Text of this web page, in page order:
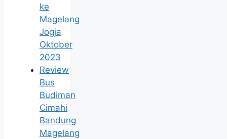
ke
Magelang
Jogja
Oktober
2023
Review
Bus
Budiman
Cimahi
Bandung
Magelang